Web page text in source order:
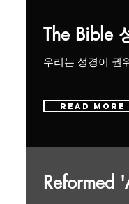
The Bible
우리는 성경이 권
Read More
Reformed